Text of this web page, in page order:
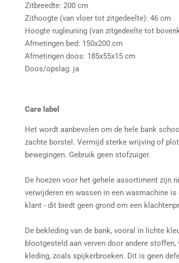
Zitbreedte: 200 cm
Zithoogte (van vloer tot zitgedeelte): 46 cm
Hoogte rugleuning (van zitgedeelte tot
Afmetingen bed: 150x200 cm
Afmetingen doos: 185x55x15 cm
Doos/opslag: ja
Care label
Het wordt aanbevolen om de hele bank
zachte borstel. Vermijd sterke wrijving of
bewegingen. Gebruik geen stofzuiger.
De hoezen voor het gehele assortiment zijn
verwijderen en wassen in een wasmachine
klant - dit biedt geen grond om een
De bekleding van de bank, vooral in lichte
blootgesteld aan verven door andere
kleding, zoals spijkerbroeken. Dit is geen